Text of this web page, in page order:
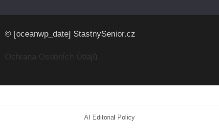
© [oceanwp_date] StastnySenior.cz
AI Editorial Policy